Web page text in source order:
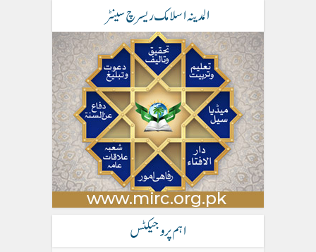
المدینہ اسلامک ریسرچ سینٹر
اہم پروجیکٹس